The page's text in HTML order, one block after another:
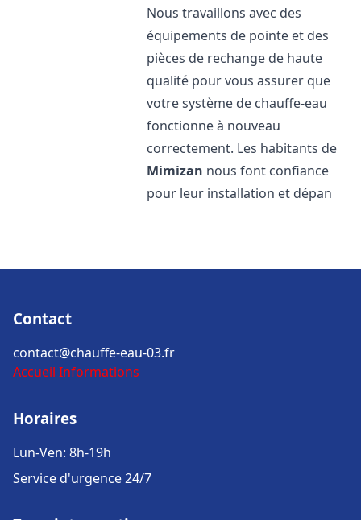
Nous travaillons avec des
équipements de pointe et des
pièces de rechange de haute
qualité pour vous assurer que
votre système de chauffe-eau
fonctionne à nouveau
correctement. Les habitants de
Mimizan nous font confiance
pour leur installation et dépan
Contact
contact@chauffe-eau-03.fr
Accueil Informations
Horaires
Lun-Ven: 8h-19h
Service d'urgence 24/7